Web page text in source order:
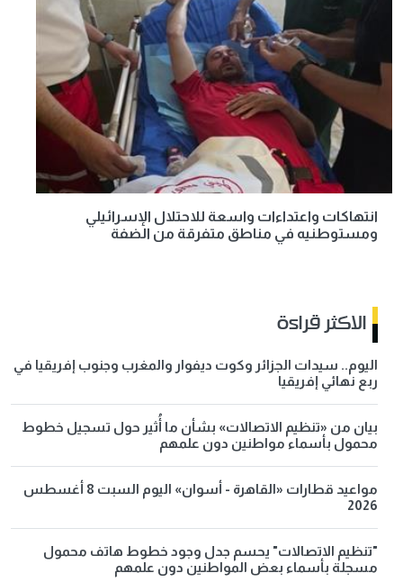
انتهاكات واعتداءات واسعة للاحتلال الإسرائيلي
ومستوطنيه في مناطق متفرقة من الضفة
الاكثر قراءة
اليوم.. سيدات الجزائر وكوت ديفوار والمغرب وجنوب إفريقيا في
ربع نهائي إفريقيا
بيان من «تنظيم الاتصالات» بشأن ما أُثير حول تسجيل خطوط
محمول بأسماء مواطنين دون علمهم
مواعيد قطارات «القاهرة - أسوان» اليوم السبت 8 أغسطس
2026
"تنظيم الاتصالات" يحسم جدل وجود خطوط هاتف محمول
مسجلة بأسماء بعض المواطنين دون علمهم